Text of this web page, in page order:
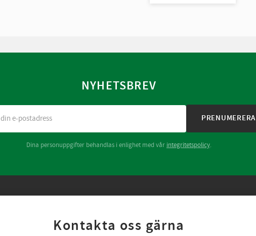
NYHETSBREV
PRENUMERERA
Dina personuppgifter behandlas i enlighet med vår integritetspolicy.
Kontakta oss gärna